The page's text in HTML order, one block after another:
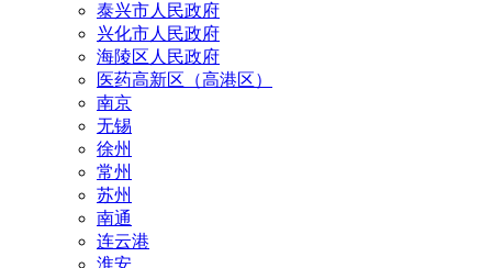
泰兴市人民政府
兴化市人民政府
海陵区人民政府
医药高新区（高港区）
南京
无锡
徐州
常州
苏州
南通
连云港
淮安